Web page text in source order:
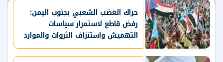
حراك الغضب الشعبي بجنوب اليمن:
رفض قاطع لاستمرار سياسات
التهميش واستنزاف الثروات والموارد
الحيوية